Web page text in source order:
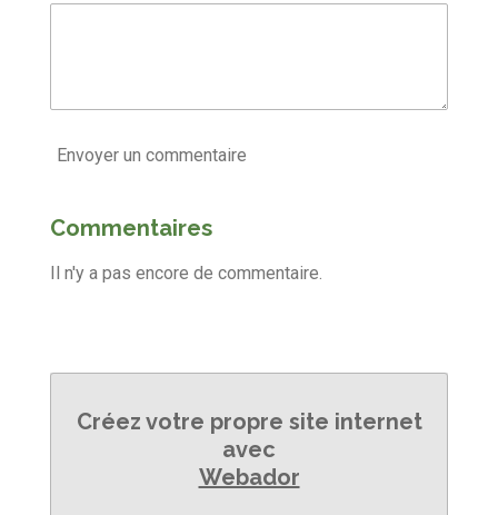
Envoyer un commentaire
Commentaires
Il n'y a pas encore de commentaire.
Créez votre propre site internet
avec
Webador